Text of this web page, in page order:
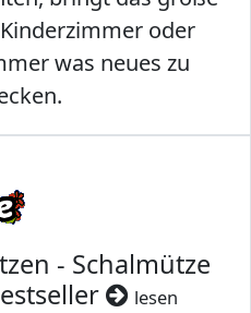
oder
was neues zu
- Schalmütze
lesen